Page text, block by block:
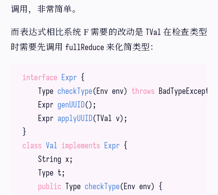
调用，非常简单。
而表达式相比系统 F 需要的改动是TVal 在检查类型
时需要先调用 fullReduce 来化简类型：
interface Expr {
Type checkType(Env env) throws
Expr genUUID() ;
Expr applyUUID(TVal v) ;
class Val implements Expr {
    String x;
    Type t;
public Type checkType(Env env) {